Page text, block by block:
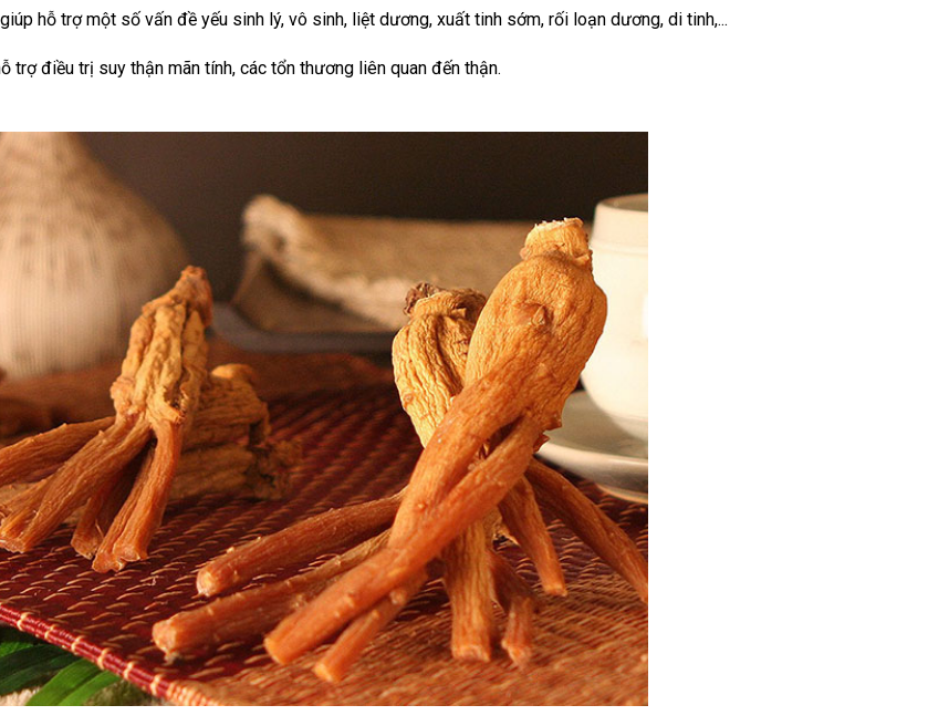
hỗ trợ một số vấn đề yếu sinh lý, vô sinh, liệt dương, xuất tinh sớm, rối loạn dương, di tinh,...
điều trị suy thận mãn tính, các tổn thương liên quan đến thận.